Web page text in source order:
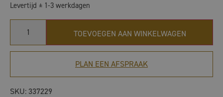
Levertijd ± 1-3 werkdagen
TOEVOEGEN AAN WINKELWAGEN
PLAN EEN AFSPRAAK
SKU: 337229